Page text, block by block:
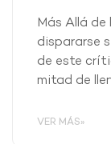
Más Allá
dispararse
de este
mitad de
VER MÁS»